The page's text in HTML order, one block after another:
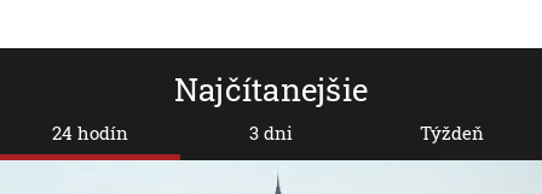
Najčítanejšie
24 hodín 3 dni Týždeň